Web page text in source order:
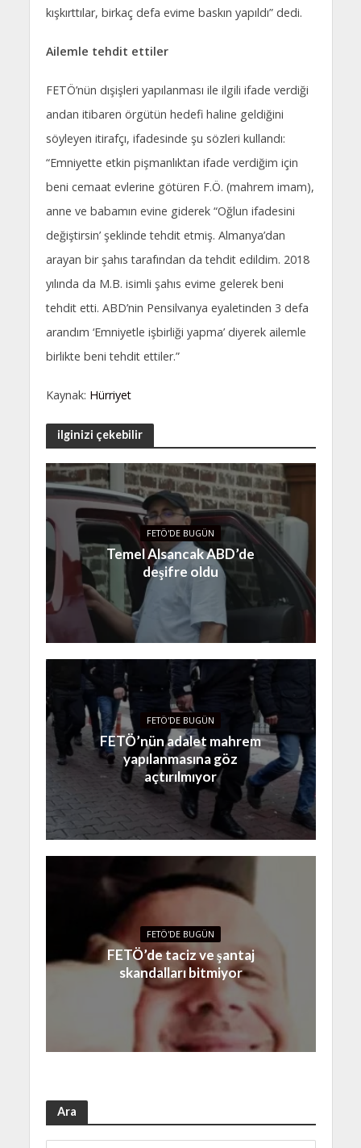
kışkırttılar, birkaç defa evime baskın yapıldı” dedi.
Ailemle tehdit ettiler
FETÖ’nün dışişleri yapılanması ile ilgili ifade verdiği
andan itibaren örgütün hedefi haline geldiğini
söyleyen itirafçı, ifadesinde şu sözleri kullandı:
“Emniyette etkin pişmanlıktan ifade verdiğim için
beni cemaat evlerine götüren F.Ö. (mahrem imam),
anne ve babamın evine giderek “Oğlun ifadesini
değiştirsin’ şeklinde tehdit etmiş. Almanya’dan
arayan bir şahıs tarafından da tehdit edildim. 2018
yılında da M.B. isimli şahıs evime gelerek beni
tehdit etti. ABD’nin Pensilvanya eyaletinden 3 defa
arandım ‘Emniyetle işbirliği yapma’ diyerek ailemle
birlikte beni tehdit ettiler.”
Kaynak: Hürriyet
ilginizi çekebilir
FETÖ'DE BUGÜN
Temel Alsancak ABD’de
deşifre oldu
FETÖ'DE BUGÜN
FETÖ’nün adalet mahrem
yapılanmasına göz
açtırılmıyor
FETÖ'DE BUGÜN
FETÖ’de taciz ve şantaj
skandalları bitmiyor
Ara